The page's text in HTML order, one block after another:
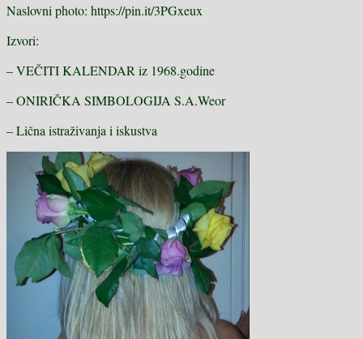
Naslovni photo: https://pin.it/3PGxeux
Izvori:
– VEČITI KALENDAR iz 1968.godine
– ONIRIČKA SIMBOLOGIJA S.A.Weor
– Lična istraživanja i iskustva